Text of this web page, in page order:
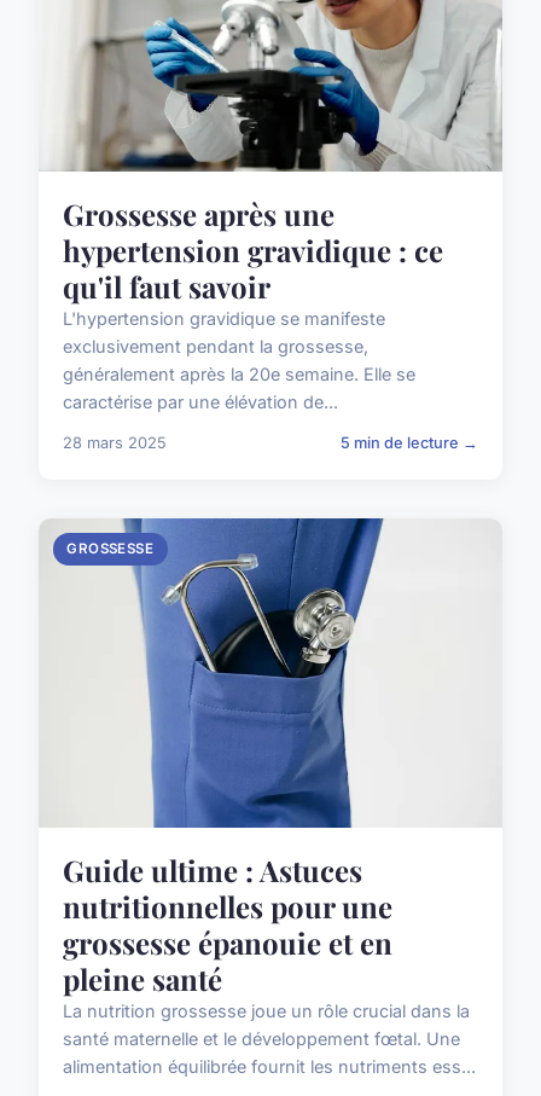
Grossesse après une
hypertension gravidique : ce
qu'il faut savoir
L'hypertension gravidique se manifeste
exclusivement pendant la grossesse,
généralement après la 20e semaine. Elle se
caractérise par une élévation de...
28 mars 2025 5 min de lecture →
GROSSESSE
Guide ultime : Astuces
nutritionnelles pour une
grossesse épanouie et en
pleine santé
La nutrition grossesse joue un rôle crucial dans la
santé maternelle et le développement fœtal. Une
alimentation équilibrée fournit les nutriments ess...